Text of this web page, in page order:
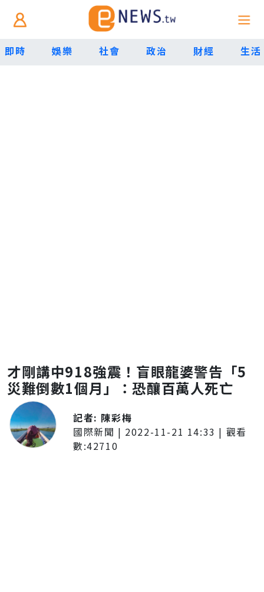
即時 娛樂 社會 政治 財經 生活
才剛講中918強震！盲眼龍婆警告「5
災難倒數1個月」：恐釀百萬人死亡
記者: 陳彩梅
國際新聞 | 2022-11-21 14:33 | 觀看
數:42710